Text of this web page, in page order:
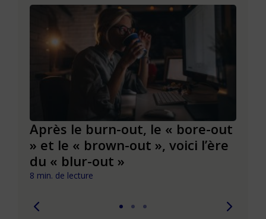
Après le burn-out, le « bore-out
» et le « brown-out », voici l’ère
du « blur-out »
8 min. de lecture